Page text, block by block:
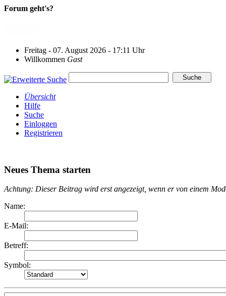
Forum geht's?
Freitag - 07. August 2026 - 17:11 Uhr
Willkommen Gast
Übersicht
Hilfe
Suche
Einloggen
Registrieren
Neues Thema starten
Achtung: Dieser Beitrag wird erst angezeigt, wenn er von einem
Name:
E-Mail:
Betreff:
Symbol: